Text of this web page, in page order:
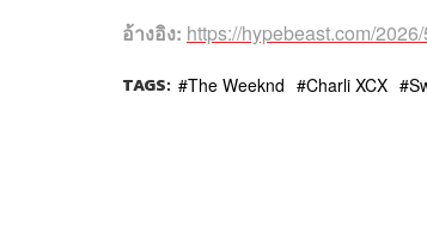
อ้างอิง: https://hypebeast.com/
TAGS: The Weeknd Charli XCX